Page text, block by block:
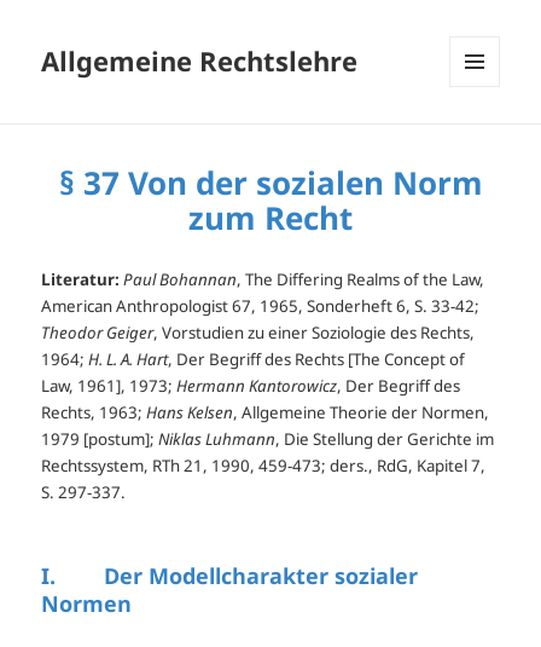
Allgemeine Rechtslehre
§ 37 Von der sozialen Norm
zum Recht
Literatur: Paul Bohannan, The Differing Realms of the Law,
American Anthropologist 67, 1965, Sonderheft 6, S. 33-42;
Theodor Geiger, Vorstudien zu einer Soziologie des Rechts,
1964;H. L. A. Hart, Der Begriff des Rechts [The Concept of
Law, 1961], 1973;Hermann Kantorowicz, Der Begriff des
Rechts, 1963;Hans Kelsen, Allgemeine Theorie der Normen,
1979 [postum];Niklas Luhmann, Die Stellung der Gerichte im
Rechtssystem, RTh 21, 1990, 459-473; ders., RdG, Kapitel 7,
S. 297-337.
I. Der Modellcharakter sozialer
Normen